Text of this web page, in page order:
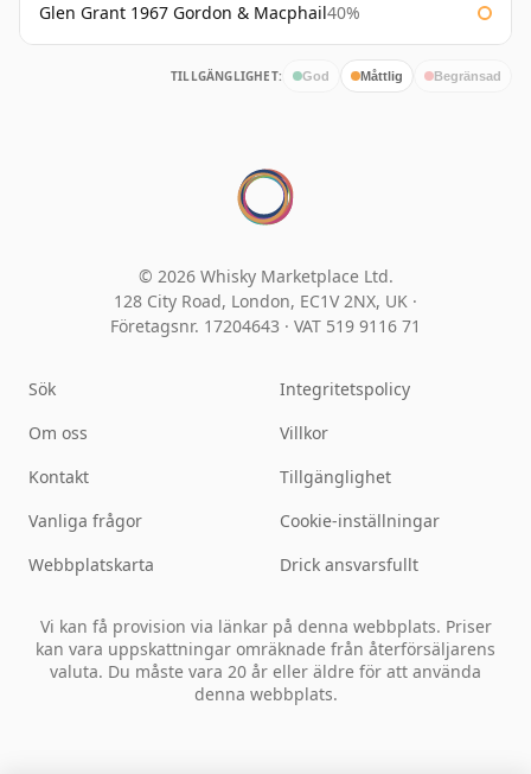
Glen Grant 1967 Gordon & Macphail40%
TILLGÄNGLIGHET: God Måttlig Begränsad
© 2026 Whisky Marketplace Ltd.
128 City Road, London, EC1V 2NX, UK ·
Företagsnr. 17204643 · VAT 519 9116 71
Sök
Om oss
Kontakt
Vanliga frågor
Webbplatskarta
Integritetspolicy
Villkor
Tillgänglighet
Cookie-inställningar
Drick ansvarsfullt
Vi kan få provision via länkar på denna webbplats. Priser
kan vara uppskattningar omräknade från återförsäljarens
valuta. Du måste vara 20 år eller äldre för att använda
denna webbplats.